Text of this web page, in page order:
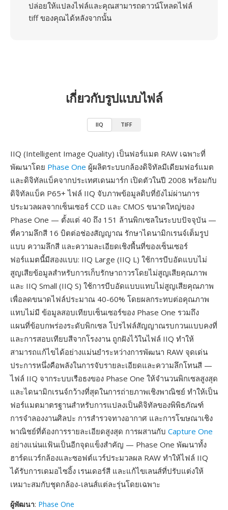
ปล่อยให้แปลงไฟล์และคุณสามารถดาวน์โหลดไฟล์
tiff ของคุณได้หลังจากนั้น
เกี่ยวกับรูปแบบไฟล์
IIQ TIFF
IIQ (Intelligent Image Quality) เป็นฟอร์แมต RAW เฉพาะที่
พัฒนาโดย Phase One ผู้ผลิตระบบกล้องดิจิทัลมีเดียมฟอร์แมต
และดิจิทัลแบ็คจากประเทศเดนมาร์ก เปิดตัวในปี 2008 พร้อมกับ
ดิจิทัลแบ็ค P65+ ไฟล์ IIQ จับภาพข้อมูลดิบที่ยังไม่ผ่านการ
ประมวลผลจากเซ็นเซอร์ CCD และ CMOS ขนาดใหญ่ของ
Phase One — ตั้งแต่ 40 ถึง 151 ล้านพิกเซลในระบบปัจจุบัน —
ที่ความลึกสี 16 บิตต่อช่องสัญญาณ รักษาไดนามิกเรนจ์เต็มรูป
แบบ ความลึกสี และความละเอียดเชิงพื้นที่ของเซ็นเซอร์
ฟอร์แมตนี้มีสองแบบ: IIQ Large (IIQ L) ใช้การบีบอัดแบบไม่
สูญเสียข้อมูลสำหรับการเก็บรักษาถาวรโดยไม่สูญเสียคุณภาพ
และ IIQ Small (IIQ S) ใช้การบีบอัดแบบแทบไม่สูญเสียคุณภาพ
เพื่อลดขนาดไฟล์ประมาณ 40-60% โดยผลกระทบต่อคุณภาพ
แทบไม่มี ข้อมูลสอบเทียบเซ็นเซอร์ของ Phase One รวมถึง
แผนที่ข้อบกพร่องระดับพิกเซล โปรไฟล์สัญญาณรบกวนแบบคงที่
และการสอบเทียบสีจากโรงงาน ถูกฝังไว้ในไฟล์ IIQ ทำให้
สามารถแก้ไขได้อย่างแม่นยำระหว่างการพัฒนา RAW จุดเด่น
ประการหนึ่งคือพลังในการจับรายละเอียดและความลึกโทนสี —
ไฟล์ IIQ จากระบบเรือธงของ Phase One ให้จำนวนพิกเซลสูงสุด
และไดนามิกเรนจ์กว้างที่สุดในการถ่ายภาพเชิงพาณิชย์ ทำให้เป็น
ฟอร์แมตมาตรฐานสำหรับการแปลงเป็นดิจิทัลของพิพิธภัณฑ์
การจำลองงานศิลปะ การสำรวจทางอากาศ และการโฆษณาเชิง
พาณิชย์ที่ต้องการรายละเอียดสูงสุด การผสานกับ Capture One
อย่างแน่นแฟ้นเป็นอีกจุดแข็งสำคัญ — Phase One พัฒนาทั้ง
ฮาร์ดแวร์กล้องและซอฟต์แวร์ประมวลผล RAW ทำให้ไฟล์ IIQ
ได้รับการเดมอไซอิ้ง เรนเดอร์สี และแก้ไขเลนส์ที่ปรับแต่งให้
เหมาะสมกับชุดกล้อง-เลนส์แต่ละรุ่นโดยเฉพาะ
ผู้พัฒนา: Phase One